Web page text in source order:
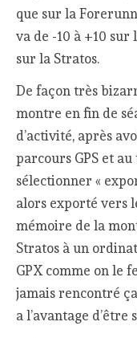
que sur la
va de -10 à +10 sur
sur la Stratos.
De façon très
montre en fin de
d’activité, après
parcours GPS et
sélectionner «
alors exporté vers
mémoire de la
Stratos à un
GPX comme on le
jamais rencontré
a l’avantage d’être